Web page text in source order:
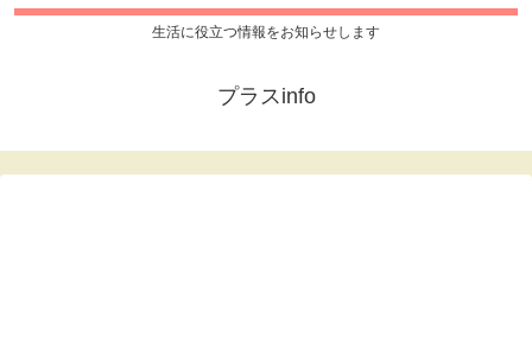
生活に役立つ情報をお知らせします
プラスinfo